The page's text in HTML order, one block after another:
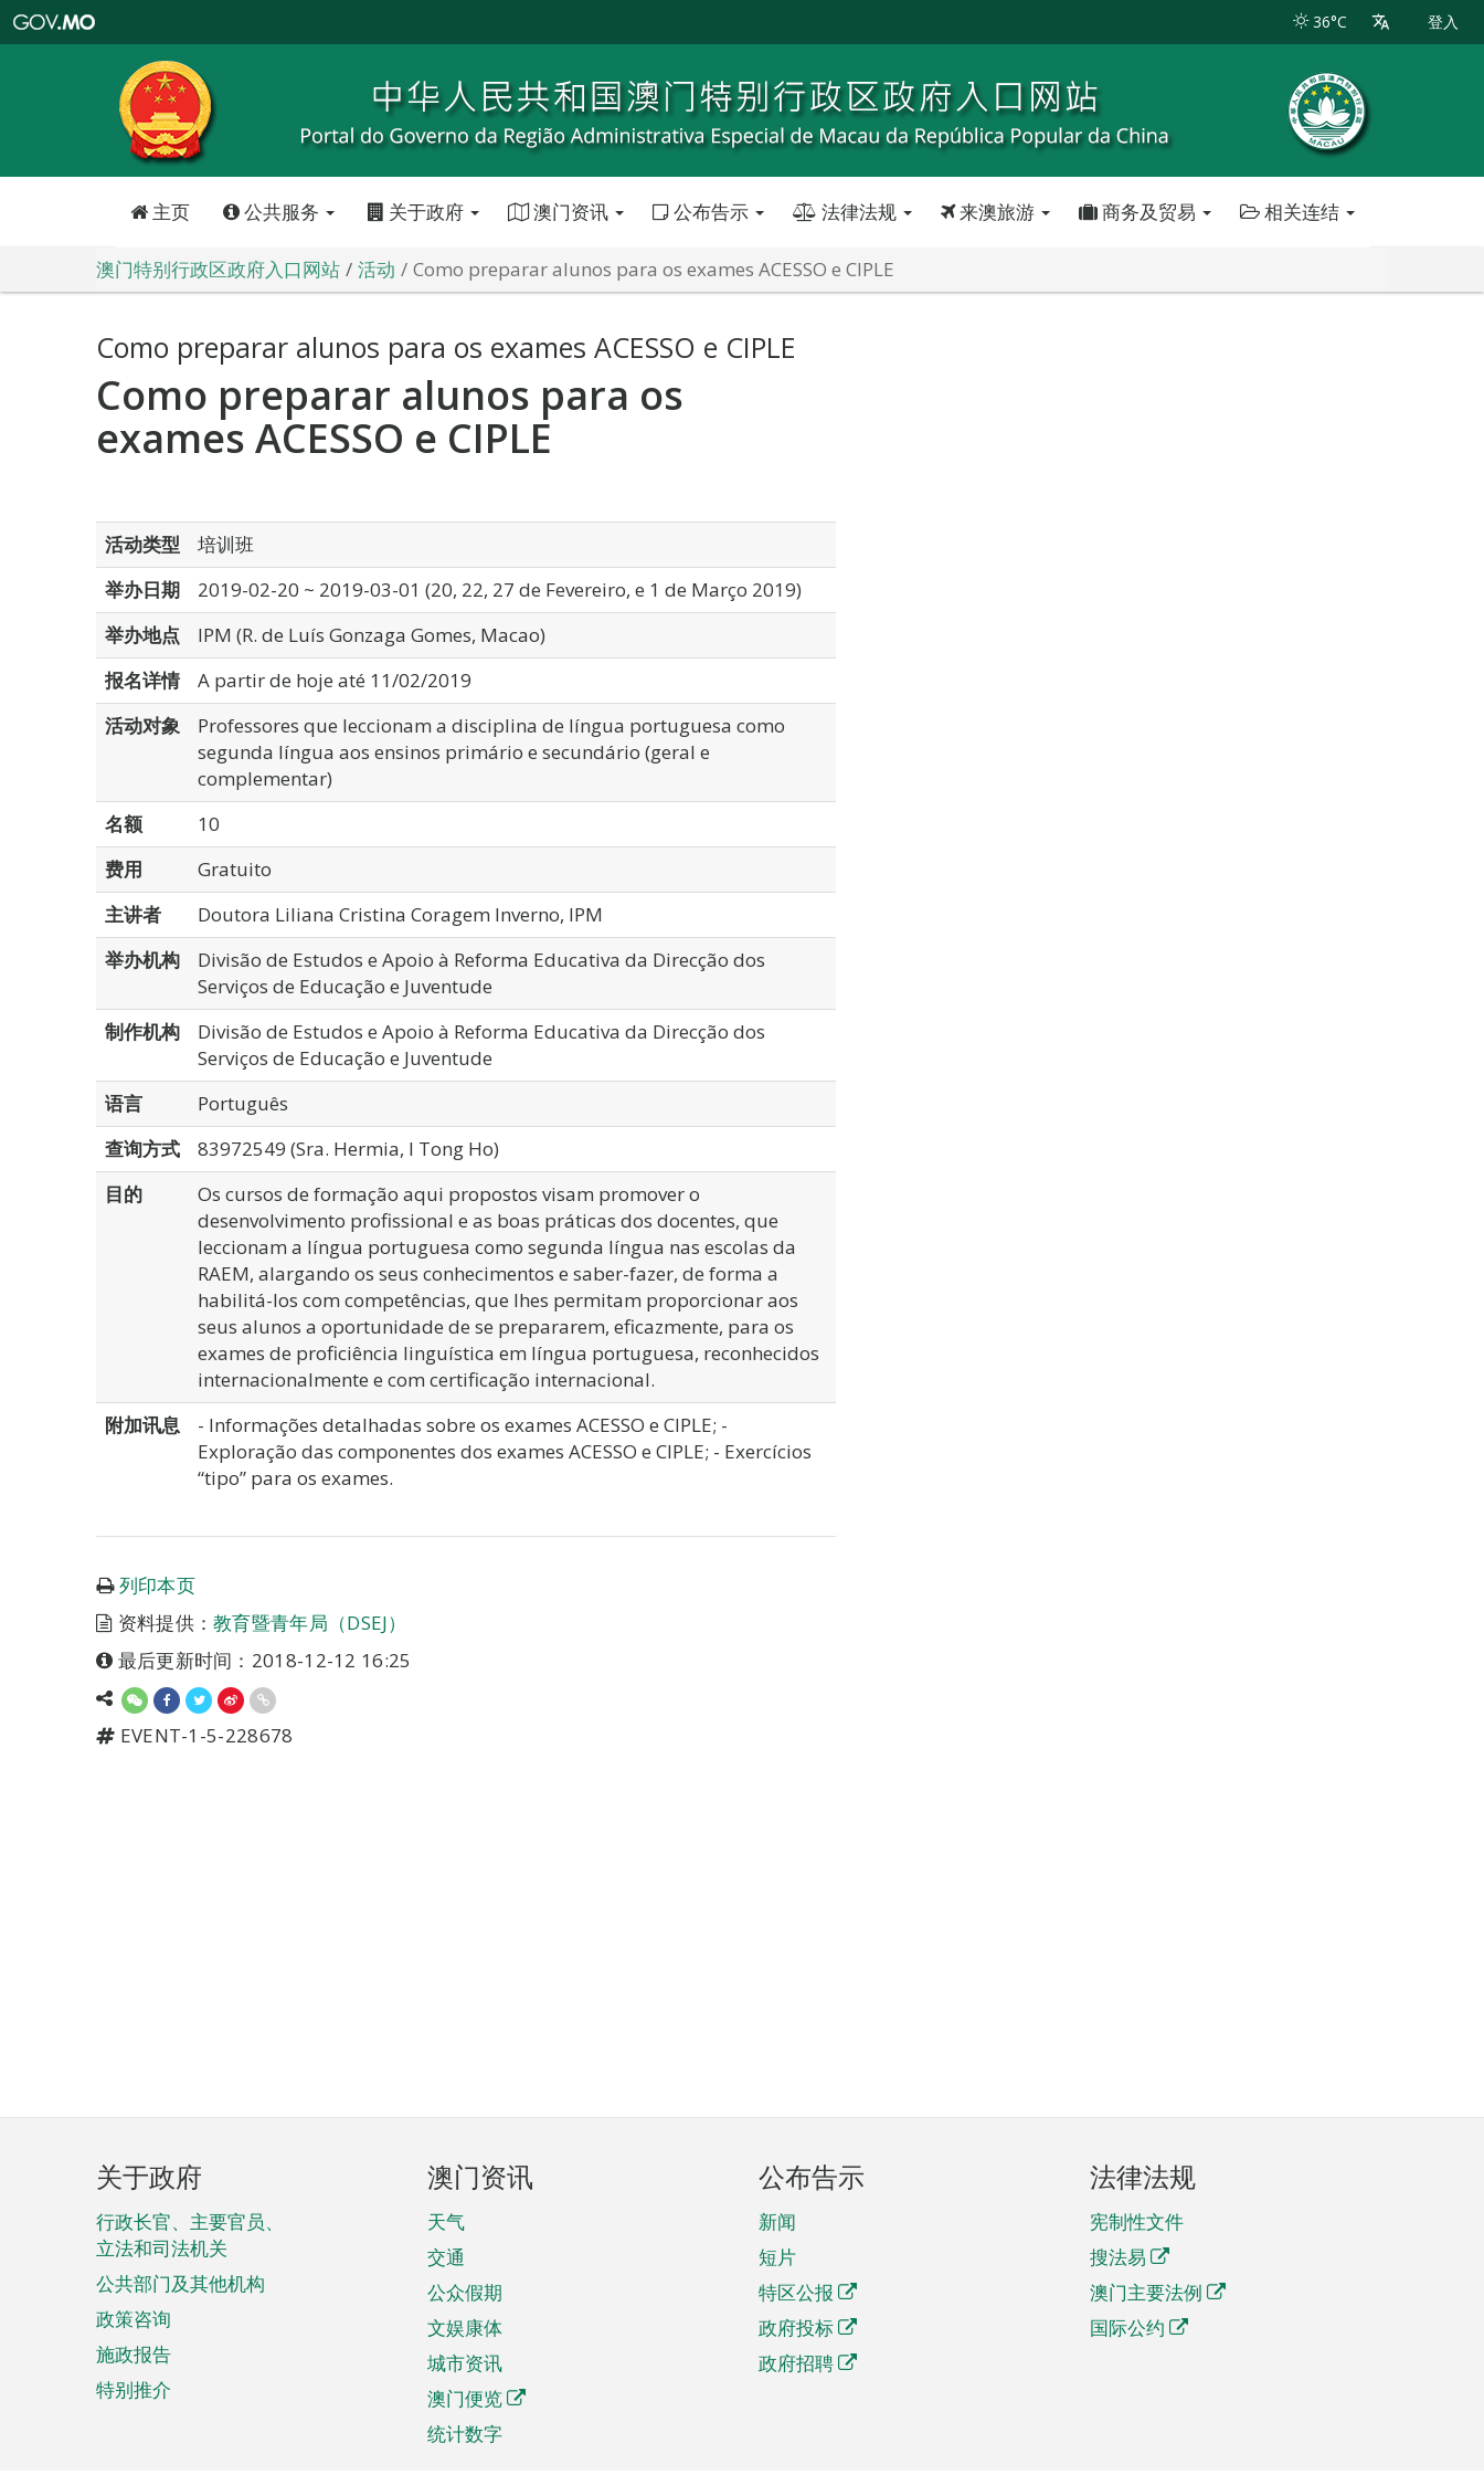
特
政
区
政
口
36°C 登入
主页 公共服务 关于政府 澳门资讯 公布告示 法律法规 来澳旅游 商务及贸易 相关连结
澳门特别行政区政府入口网站 活动 Como preparar alunos para os exames ACESSO e CIPLE
Como preparar alunos para os exames ACESSO e CIPLE
Como preparar alunos para os
exames ACESSO e CIPLE
活动类型
培训班
举办日期
2019-02-20 ~ 2019-03-01 (20, 22, 27 de Fevereiro, e 1 de Março 2019)
举办地点
IPM (R. de Luís Gonzaga Gomes, Macao)
报名详情
A partir de hoje até 11/02/2019
活动对象
Professores que leccionam a disciplina de língua portuguesa como
segunda língua aos ensinos primário e secundário (geral e
complementar)
名额
10
费用
Gratuito
主讲者
Doutora Liliana Cristina Coragem Inverno, IPM
举办机构
Divisão de Estudos e Apoio à Reforma Educativa da Direcção dos
Serviços de Educação e Juventude
制作机构
Divisão de Estudos e Apoio à Reforma Educativa da Direcção dos
Serviços de Educação e Juventude
语言
Português
查询方式
83972549 (Sra. Hermia, I Tong Ho)
目的
Os cursos de formação aqui propostos visam promover o
desenvolvimento profissional e as boas práticas dos docentes, que
leccionam a língua portuguesa como segunda língua nas escolas da
RAEM, alargando os seus conhecimentos e saber-fazer, de forma a
habilitá-los com competências, que lhes permitam proporcionar aos
seus alunos a oportunidade de se prepararem, eficazmente, para os
exames de proficiência linguística em língua portuguesa, reconhecidos
internacionalmente e com certificação internacional.
附加讯息
- Informações detalhadas sobre os exames ACESSO e CIPLE; -
Exploração das componentes dos exames ACESSO e CIPLE; - Exercícios
“tipo” para os exames.
列印本页
资料提供：教育暨青年局（DSEJ）
最后更新时间：2018-12-12 16:25
EVENT-1-5-228678
页
脚
菜
单
关于政府
行政长官、主要官员、
立法和司法机关
公共部门及其他机构
政策咨询
施政报告
特别推介
澳门资讯
天气
交通
公众假期
文娱康体
城市资讯
澳门便览
统计数字
公布告示
新闻
短片
特区公报
政府投标
政府招聘
法律法规
宪制性文件
搜法易
澳门主要法例
国际公约